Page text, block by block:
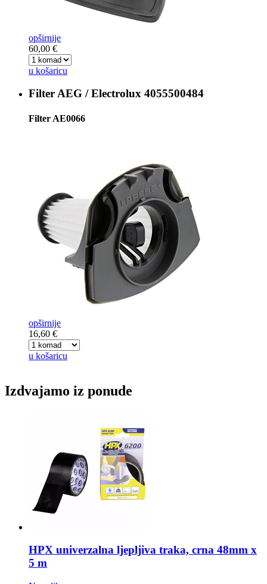
opširnije
60,00 €
u košaricu
FilterAEG / Electrolux 4055500484
Filter AE0066
opširnije
16,60 €
u košaricu
Izdvajamo iz ponude
HPX univerzalna ljepljiva traka, crna 48mm x
5 m